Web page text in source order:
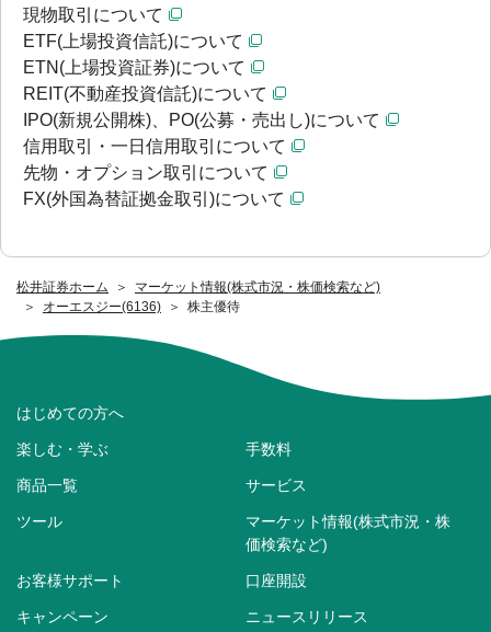
松井証券ホーム
マーケット情報(株式市況・株価検索など)
オーエスジー(6136)
株主優待
現物取引について
ETF(上場投資信託)について
ETN(上場投資証券)について
REIT(不動産投資信託)について
IPO(新規公開株)、PO(公募・売出し)について
信用取引・一日信用取引について
先物・オプション取引について
FX(外国為替証拠金取引)について
はじめての方へ
楽しむ・学ぶ 手数料
商品一覧 サービス
ツール
マーケット情報(株式市況・株
価検索など)
お客様サポート 口座開設
キャンペーン ニュースリリース